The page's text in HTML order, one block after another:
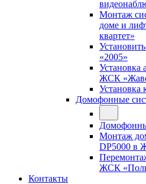
Монтаж
доме и
квартет»
«2005»
Установка
ЖСК
Домофонные
Монтаж
DP5000 в
ЖСК
Контакты